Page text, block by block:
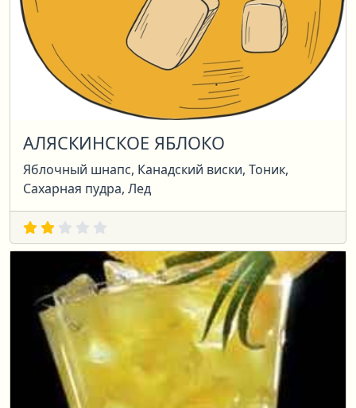
АЛЯСКИНСКОЕ ЯБЛОКО
Яблочный шнапс, Канадский виски, Тоник,
Сахарная пудра, Лед